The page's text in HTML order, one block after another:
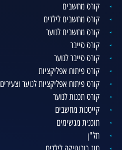
קורס מחשבים
קורס מחשבים לילדים
קורס מחשבים לנוער
קורס סייבר
קורס סייבר לנוער
קורס פיתוח אפליקציות
קורס פיתוח אפליקציות לנוער וצעירים
קורס תכנות לנוער
קייטנות מחשבים
תוכנית מגשימים
תל"ן